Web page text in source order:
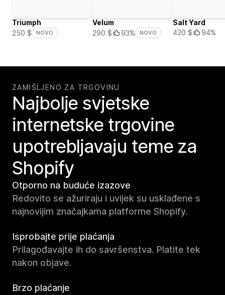
Triumph
250 $
NOVO
Velum
290 $
93% NOVO
Salt Yard
420 $
94%
ZAMIŠLJENO ZA TRGOVINU
Najbolje svjetske
internetske trgovine
upotrebljavaju teme za
Shopify
Otporno na buduće izazove
Redovito se ažuriraju i uvijek su usklađene s
najnovijim značajkama platforme Shopify.
Isprobajte prije plaćanja
Prilagođavajte ih do savršenstva. Platite tek
nakon objave.
Brzo plaćanje